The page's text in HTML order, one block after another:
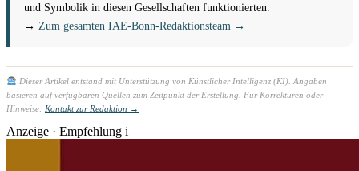
und Symbolik in diesen Gesellschaften funktionierten.
→ Zum gesamten IAE-Bonn-Redaktionsteam →
Dieser Artikel entstand mit Unterstützung von Künstlicher Intelligenz (KI). Angaben
basieren auf verfügbaren Quellen zum Zeitpunkt der Erstellung. Für Korrekturen oder
Hinweise: Kontakt zur Redaktion →
Anzeige · Empfehlung i